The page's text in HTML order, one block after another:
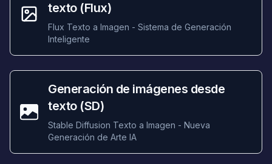
texto (Flux)
Flux Texto a Imagen - Sistema de Generación
Inteligente
Generación de imágenes desde
texto (SD)
Stable Diffusion Texto a Imagen - Nueva
Generación de Arte IA